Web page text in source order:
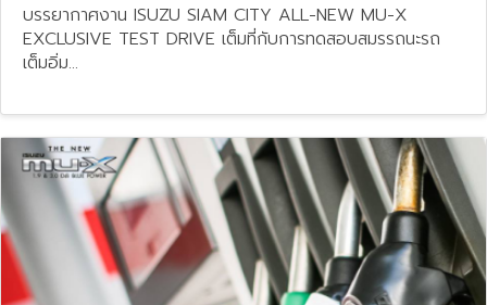
บรรยากาศงาน ISUZU SIAM CITY ALL-NEW MU-X
EXCLUSIVE TEST DRIVE เต็มที่กับการทดสอบสมรรถนะรถ
เต็มอิ่ม...